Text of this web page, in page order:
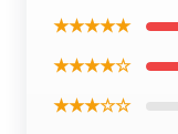
★★★★★
★★★★☆
★★★☆☆